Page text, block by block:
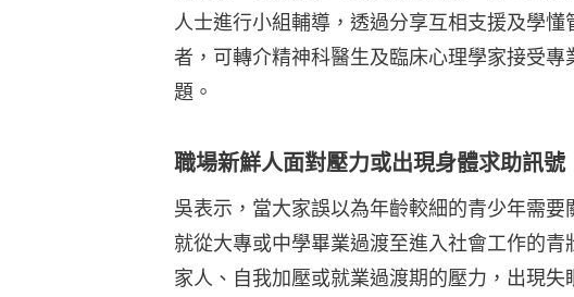
人士進行小組輔導，透過分享互相支援及學
者，可轉介精神科醫生及臨床心理學家接受專
題。
職場新鮮人面對壓力或出現身體求助訊號
吳表示，當大家誤以為年齡較細的青少年需
就從大專或中學畢業過渡至進入社會工作的青
家人、自我加壓或就業過渡期的壓力，出現